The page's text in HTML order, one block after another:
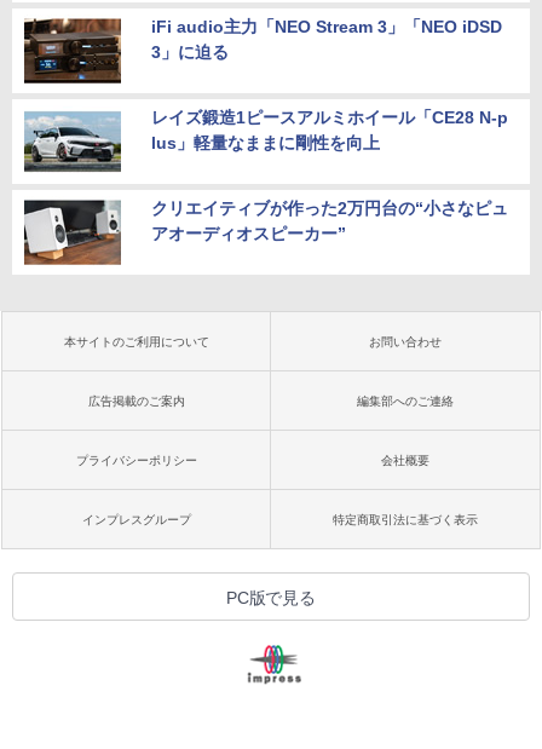
iFi audio主力「NEO Stream 3」「NEO iDSD
3」に迫る
レイズ鍛造1ピースアルミホイール「CE28 N-p
lus」軽量なままに剛性を向上
クリエイティブが作った2万円台の“小さなピュ
アオーディオスピーカー”
本サイトのご利用について お問い合わせ
広告掲載のご案内 編集部へのご連絡
プライバシーポリシー 会社概要
インプレスグループ 特定商取引法に基づく表示
PC版で見る